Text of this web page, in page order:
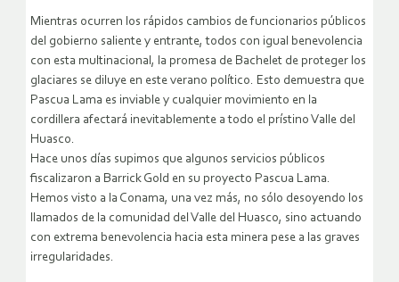
Mientras ocurren los rápidos cambios de funcionarios públicos
del gobierno saliente y entrante, todos con igual benevolencia
con esta multinacional, la promesa de Bachelet de proteger los
glaciares se diluye en este verano político. Esto demuestra que
Pascua Lama es inviable y cualquier movimiento en la
cordillera afectará inevitablemente a todo el prístino Valle del
Huasco.
Hace unos días supimos que algunos servicios públicos
fiscalizaron a Barrick Gold en su proyecto Pascua Lama.
Hemos visto a la Conama, una vez más, no sólo desoyendo los
llamados de la comunidad del Valle del Huasco, sino actuando
con extrema benevolencia hacia esta minera pese a las graves
irregularidades.